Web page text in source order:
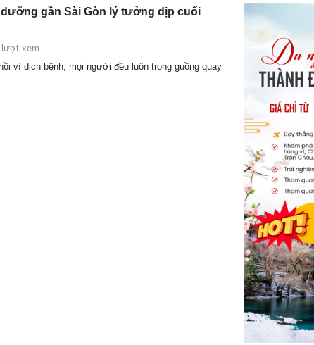
gần Sài Gòn lý tưởng dịp cuối
lượt xem
vì dịch bệnh, mọi người đều luôn trong guồng quay